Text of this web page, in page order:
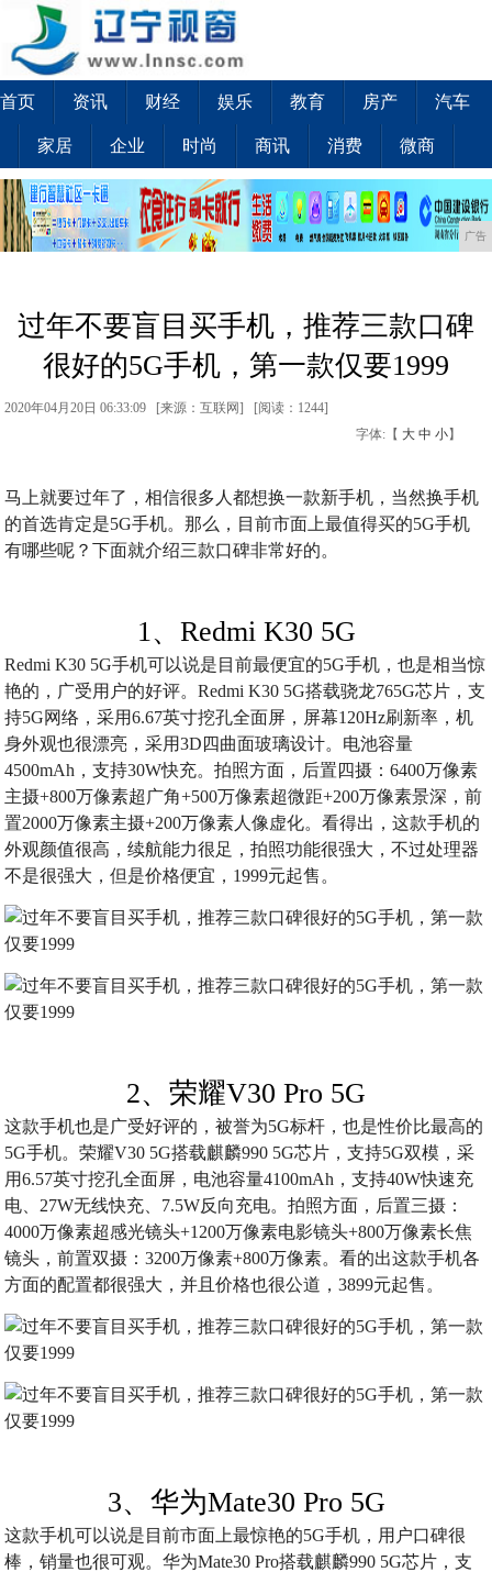
首页 资讯 财经 娱乐 教育 房产 汽车
家居 企业 时尚 商讯 消费 微商
广告
过年不要盲目买手机，推荐三款口碑
很好的5G手机，第一款仅要1999
2020年04月20日 06:33:09 [来源：互联网] [阅读：1244]
字体:【 大 中 小】
马上就要过年了，相信很多人都想换一款新手机，当然换手机
的首选肯定是5G手机。那么，目前市面上最值得买的5G手机
有哪些呢？下面就介绍三款口碑非常好的。
1、Redmi K30 5G
Redmi K30 5G手机可以说是目前最便宜的5G手机，也是相当惊
艳的，广受用户的好评。Redmi K30 5G搭载骁龙765G芯片，支
持5G网络，采用6.67英寸挖孔全面屏，屏幕120Hz刷新率，机
身外观也很漂亮，采用3D四曲面玻璃设计。电池容量
4500mAh，支持30W快充。拍照方面，后置四摄：6400万像素
主摄+800万像素超广角+500万像素超微距+200万像素景深，前
置2000万像素主摄+200万像素人像虚化。看得出，这款手机的
外观颜值很高，续航能力很足，拍照功能很强大，不过处理器
不是很强大，但是价格便宜，1999元起售。
2、荣耀V30 Pro 5G
这款手机也是广受好评的，被誉为5G标杆，也是性价比最高的
5G手机。荣耀V30 5G搭载麒麟990 5G芯片，支持5G双模，采
用6.57英寸挖孔全面屏，电池容量4100mAh，支持40W快速充
电、27W无线快充、7.5W反向充电。拍照方面，后置三摄：
4000万像素超感光镜头+1200万像素电影镜头+800万像素长焦
镜头，前置双摄：3200万像素+800万像素。看的出这款手机各
方面的配置都很强大，并且价格也很公道，3899元起售。
3、华为Mate30 Pro 5G
这款手机可以说是目前市面上最惊艳的5G手机，用户口碑很
棒，销量也很可观。华为Mate30 Pro搭载麒麟990 5G芯片，支